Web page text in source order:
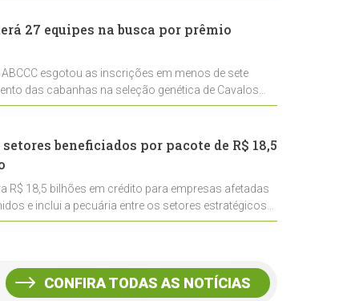
27 equipes na busca por prêmio
esgotou as inscrições em menos de sete
das cabanhas na seleção genética de Cavalos
beneficiados por pacote de R$ 18,5
R$ 18,5 bilhões em crédito para empresas afetadas
e inclui a pecuária entre os setores estratégicos
CONFIRA TODAS AS NOTÍCIAS